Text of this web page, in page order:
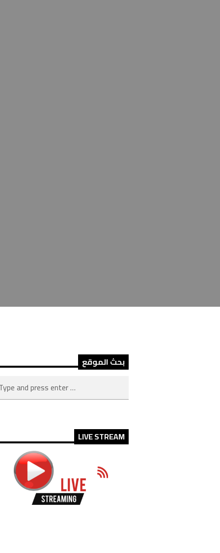
بحث الموقع
LIVE STREAM